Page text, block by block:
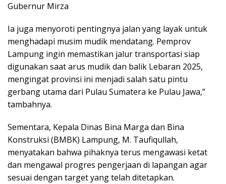
Gubernur Mirza
Ia juga menyoroti pentingnya jalan yang layak untuk
menghadapi musim mudik mendatang. Pemprov
Lampung ingin memastikan jalur transportasi siap
digunakan saat arus mudik dan balik Lebaran 2025,
mengingat provinsi ini menjadi salah satu pintu
gerbang utama dari Pulau Sumatera ke Pulau Jawa,”
tambahnya.
Sementara, Kepala Dinas Bina Marga dan Bina
Konstruksi (BMBK) Lampung, M. Taufiqullah,
menyatakan bahwa pihaknya terus mengawasi ketat
dan mengawal progres pengerjaan di lapangan agar
sesuai dengan target yang telah ditetapkan.